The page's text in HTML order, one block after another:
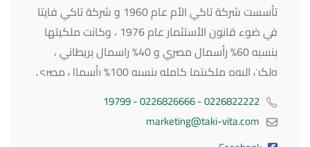
تأسست شركة تاكي الأم عام 1960 و شركة تاكي فايتا
في ضوء قانون الأستثمار عام 1976 ، وكانت ملكيتها
بنسبه 60% رأسمال مصري و 40% راسمال بريطاني ،
ولكن اليوم ملكيتها كامله بنسبه 100% رأسمال مصري
وهي اول شركه في مصر والشرق الأوسط لانتاج
الاسفنج والمراتب.
وعلي مدار هذه السنوات استطاعت الشركه تلبيه
0226822222 - 0226826666 - 19799
marketing@taki-vita.com